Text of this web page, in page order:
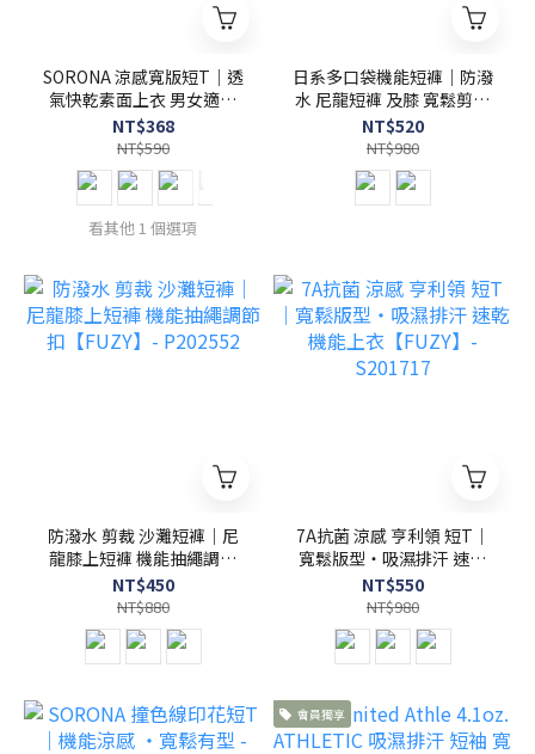
SORONA 涼感寬版短T｜透
氣快乾素面上衣 男女適穿
S201719
NT$368
NT$590
看其他 1 個選項
日系多口袋機能短褲｜防潑
水 尼龍短褲 及膝 寬鬆剪裁
【FUZY】- P202553
NT$520
NT$980
防潑水 剪裁 沙灘短褲｜尼
龍膝上短褲 機能抽繩調節
扣【FUZY】- P202552
NT$450
NT$880
7A抗菌 涼感 亨利領 短T｜
寬鬆版型・吸濕排汗 速乾
機能上衣【FUZY】-
S201717
NT$550
NT$980
會員獨享